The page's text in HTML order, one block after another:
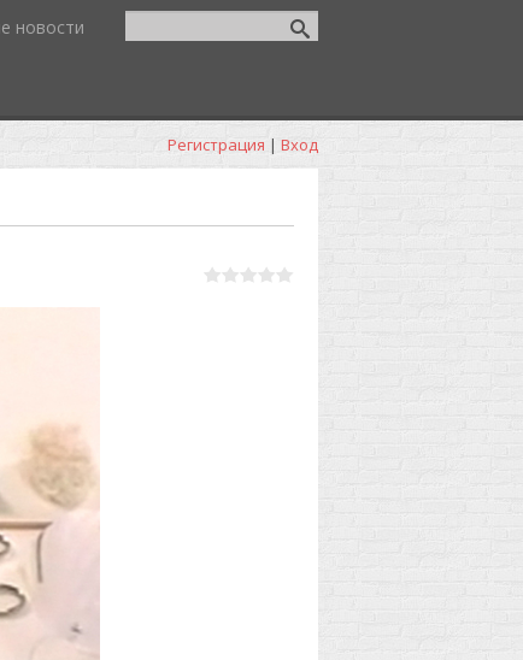
новости
Регистрация | Вход